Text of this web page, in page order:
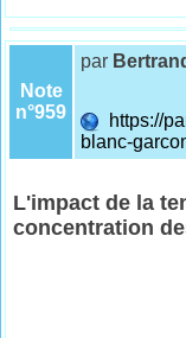
Note
n°959
par
https://
blanc-
L'impact de la
concentration